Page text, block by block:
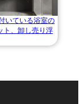
いている浴室の
ト、卸し売り浮